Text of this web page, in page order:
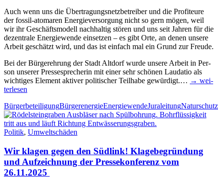
Auch wenn uns die Über­tra­gungs­netz­be­trei­ber und die Pro­fi­teu­re
der fos­­sil-ato­­ma­­ren Ener­gie­ver­sor­gung nicht so gern mögen, weil
wir ihr Geschäfts­mo­dell nach­hal­tig stö­ren und uns seit Jah­ren für die
dezen­tra­le Ener­gie­wen­de ein­set­zen – es gibt Orte, an denen unse­re
Arbeit geschätzt wird, und das ist ein­fach mal ein Grund zur Freude.
Bei der Bür­ger­eh­rung der Stadt Alt­dorf wur­de unse­re Arbeit in Per­
son unse­rer Pres­se­spre­che­rin mit einer sehr schö­nen Lau­da­tio als
wich­ti­ges Ele­ment akti­ver poli­ti­scher Teil­ha­be gewür­digt.… → wei­
ter­le­sen
BürgerbeteiligungBürgerenergieEnergiewendeJuraleitungNaturschutz
Politik, Umweltschäden
Wir kla­gen gegen den Süd­link! Kla­ge­be­grün­dung
und Auf­zeich­nung der Pres­se­kon­fe­renz vom
26.11.2025